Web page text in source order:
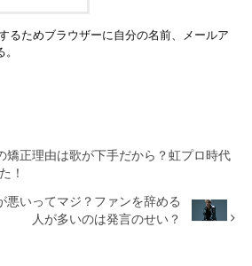
るためブラウザーに自分の名前、メールア
矯正理由は歌が下手だから？虹プロ時代
！
悪いってマジ？ファンを辞める
人が多いのは発言のせい？